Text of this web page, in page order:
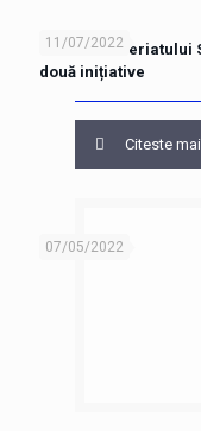
11/07/2022
Ziua Parteneriatului
două inițiative
Citeste
07/05/2022